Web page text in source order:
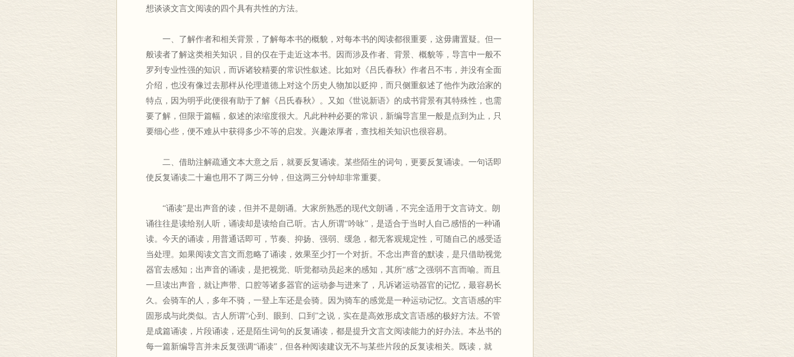
想谈谈文言文阅读的四个具有共性的方法。
一、了解作者和相关背景，了解每本书的概貌，对每本书的阅读都很重要，这毋庸置疑。但一
般读者了解这类相关知识，目的仅在于走近这本书。因而涉及作者、背景、概貌等，导言中一般不
罗列专业性强的知识，而诉诸较精要的常识性叙述。比如对《吕氏春秋》作者吕不韦，并没有全面
介绍，也没有像过去那样从伦理道德上对这个历史人物加以贬抑，而只侧重叙述了他作为政治家的
特点，因为明乎此便很有助于了解《吕氏春秋》。又如《世说新语》的成书背景有其特殊性，也需
要了解，但限于篇幅，叙述的浓缩度很大。凡此种种必要的常识，新编导言里一般是点到为止，只
要细心些，便不难从中获得多少不等的启发。兴趣浓厚者，查找相关知识也很容易。
二、借助注解疏通文本大意之后，就要反复诵读。某些陌生的词句，更要反复诵读。一句话即
使反复诵读二十遍也用不了两三分钟，但这两三分钟却非常重要。
“诵读”是出声音的读，但并不是朗诵。大家所熟悉的现代文朗诵，不完全适用于文言诗文。朗
诵往往是读给别人听，诵读却是读给自己听。古人所谓“吟咏”，是适合于当时人自己感悟的一种诵
读。今天的诵读，用普通话即可，节奏、抑扬、强弱、缓急，都无客观规定性，可随自己的感受适
当处理。如果阅读文言文而忽略了诵读，效果至少打一个对折。不念出声音的默读，是只借助视觉
器官去感知；出声音的诵读，是把视觉、听觉都动员起来的感知，其所“感”之强弱不言而喻。而且
一旦读出声音，就让声带、口腔等诸多器官的运动参与进来了，凡诉诸运动器官的记忆，最容易长
久。会骑车的人，多年不骑，一登上车还是会骑。因为骑车的感觉是一种运动记忆。文言语感的牢
固形成与此类似。古人所谓“心到、眼到、口到”之说，实在是高效形成文言语感的极好方法。不管
是成篇诵读，片段诵读，还是陌生词句的反复诵读，都是提升文言文阅读能力的好办法。本丛书的
每一篇新编导言并未反复强调“诵读”，但各种阅读建议无不与某些片段的反复读相关。既读，就